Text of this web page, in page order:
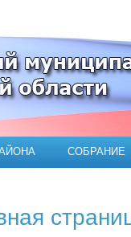
СОБРАНИЕ